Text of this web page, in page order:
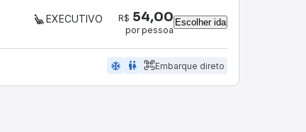
EXECUTIVO R$ 54,00
por pessoa
Escolher ida
ac_unit wc Embarque direto